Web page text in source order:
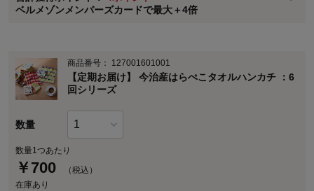
ベルメゾンメンバーズカードで最大＋4倍
に対して適用されます。
商品番号： 127001601001
【定期お届け】 今治産はらぺこタオルハンカチ ：6
回シリーズ
数量
数量1つあたり
￥ 700
（税込）
在庫あり